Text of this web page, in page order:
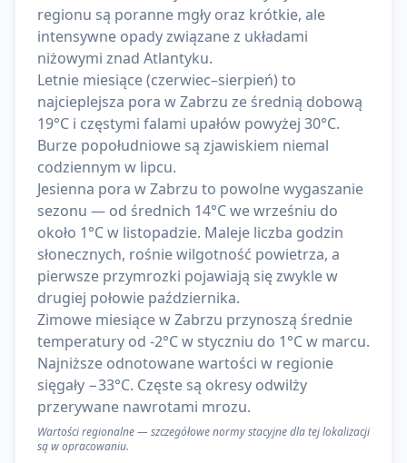
regionu są poranne mgły oraz krótkie, ale
intensywne opady związane z układami
niżowymi znad Atlantyku.
Letnie miesiące (czerwiec–sierpień) to
najcieplejsza pora w Zabrzu ze średnią dobową
19°C i częstymi falami upałów powyżej 30°C.
Burze popołudniowe są zjawiskiem niemal
codziennym w lipcu.
Jesienna pora w Zabrzu to powolne wygaszanie
sezonu — od średnich 14°C we wrześniu do
około 1°C w listopadzie. Maleje liczba godzin
słonecznych, rośnie wilgotność powietrza, a
pierwsze przymrozki pojawiają się zwykle w
drugiej połowie października.
Zimowe miesiące w Zabrzu przynoszą średnie
temperatury od -2°C w styczniu do 1°C w marcu.
Najniższe odnotowane wartości w regionie
sięgały −33°C. Częste są okresy odwilży
przerywane nawrotami mrozu.
Wartości regionalne — szczegółowe normy stacyjne dla tej lokalizacji
są w opracowaniu.